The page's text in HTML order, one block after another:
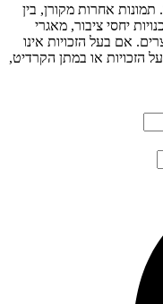
אחרות מקורן, בין
יחסי ציבור, מאגרי
לחוק זכות יוצרים. אם בעל הזכויות אינו
הזכויות או במתן הקרדיט,